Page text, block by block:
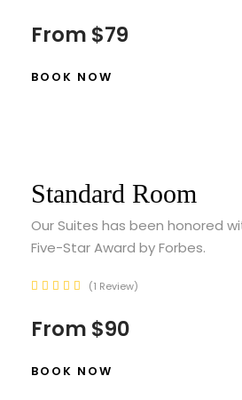
From $79
BOOK NOW
Standard Room
Our Suites has been honored
Five-Star Award by Forbes.
1 Review
From $90
BOOK NOW